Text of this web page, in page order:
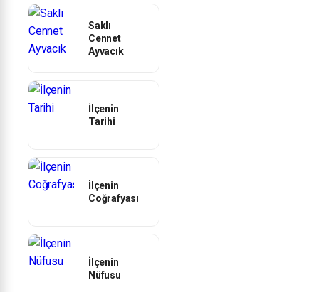
Saklı
Cennet
Ayvacık
İlçenin
Tarihi
İlçenin
Coğrafyası
İlçenin
Nüfusu